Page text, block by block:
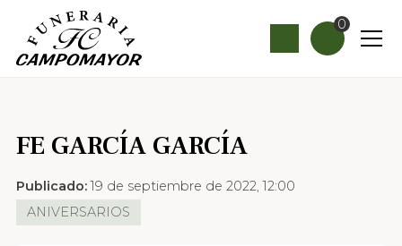
0
FE GARCÍA GARCÍA
Publicado: 19 de septiembre de 2022, 12:00
ANIVERSARIOS